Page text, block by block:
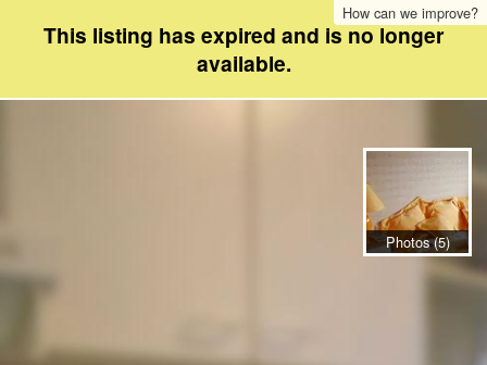
How can we improve?
This listing has expired and is no longer
available.